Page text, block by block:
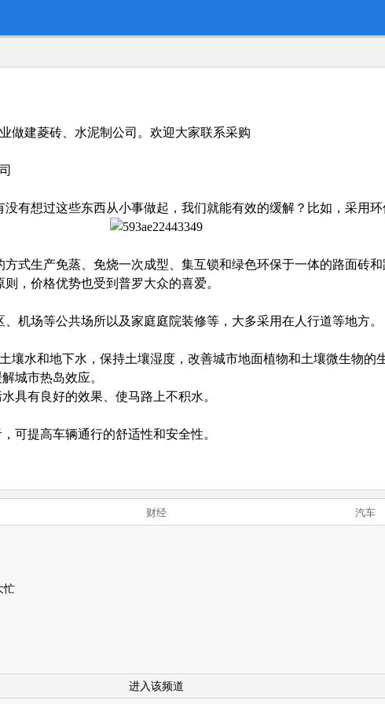
做建菱砖、水泥制公司。欢迎大家联系采购
有想过这些东西从小事做起，我们就能有效的缓解？比如，采用环
式生产免蒸、免烧一次成型、集互锁和绿色环保于一体的路面砖
，价格优势也受到普罗大众的喜爱。
机场等公共场所以及家庭庭院装修等，大多采用在人行道等地方。
水和地下水，保持土壤湿度，改善城市地面植物和土壤微生物的
城市热岛效应。
具有良好的效果、使马路上不积水。
可提高车辆通行的舒适性和安全性。
财经 汽车
忙
进入该频道